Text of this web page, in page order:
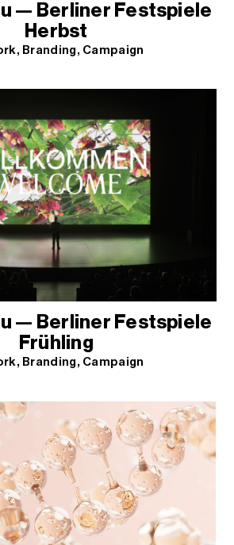
— Berliner Festspiele
Herbst
Branding Campaign
— Berliner Festspiele
Frühling
Branding Campaign